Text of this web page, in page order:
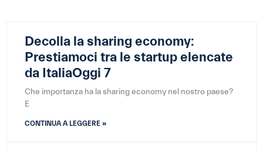
Decolla la sharing economy:
Prestiamoci tra le startup elencate
da ItaliaOggi 7
Che importanza ha la sharing economy nel nostro paese?
E
CONTINUA A LEGGERE »